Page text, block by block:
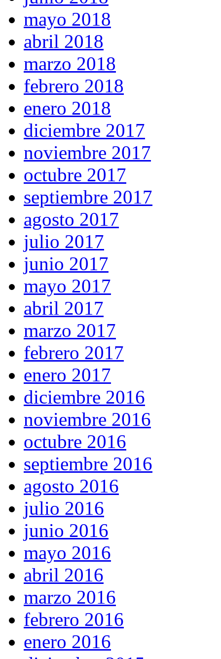
mayo 2018
abril 2018
marzo 2018
febrero 2018
enero 2018
diciembre 2017
noviembre 2017
octubre 2017
septiembre 2017
agosto 2017
julio 2017
junio 2017
mayo 2017
abril 2017
marzo 2017
febrero 2017
enero 2017
diciembre 2016
noviembre 2016
octubre 2016
septiembre 2016
agosto 2016
julio 2016
junio 2016
mayo 2016
abril 2016
marzo 2016
febrero 2016
enero 2016